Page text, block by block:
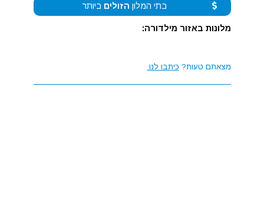
בתי המלון הזולים ביותר
מלונות באזור מילדורה:
מצאתם טעות? כיתבו לנו.